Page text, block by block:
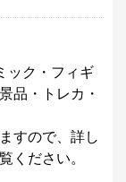
ック・フィギ
品・トレカ・
すので、詳し
ください。